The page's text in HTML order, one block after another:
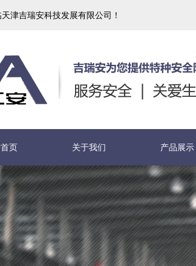
津吉瑞安科技发展有限公司！
页 关于我们 产品展示